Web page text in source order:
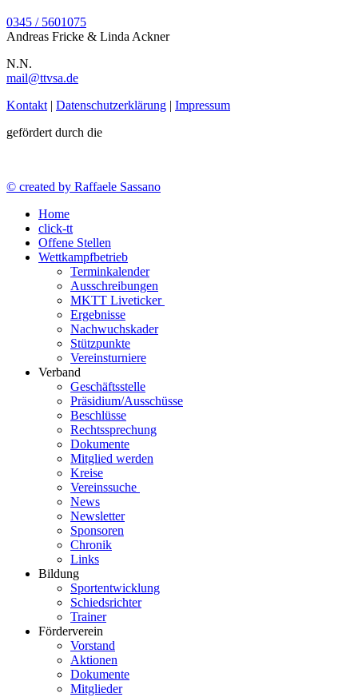
0345 / 5601075
Andreas Fricke & Linda Ackner
N.N.
mail@ttvsa.de
Kontakt | Datenschutzerklärung | Impressum
gefördert durch die
© created by Raffaele Sassano
Home
click-tt
Offene Stellen
Wettkampfbetrieb
Terminkalender
Ausschreibungen
MKTT Liveticker
Ergebnisse
Nachwuchskader
Stützpunkte
Vereinsturniere
Verband
Geschäftsstelle
Präsidium/Ausschüsse
Beschlüsse
Rechtssprechung
Dokumente
Mitglied werden
Kreise
Vereinssuche
News
Newsletter
Sponsoren
Chronik
Links
Bildung
Sportentwicklung
Schiedsrichter
Trainer
Förderverein
Vorstand
Aktionen
Dokumente
Mitglieder